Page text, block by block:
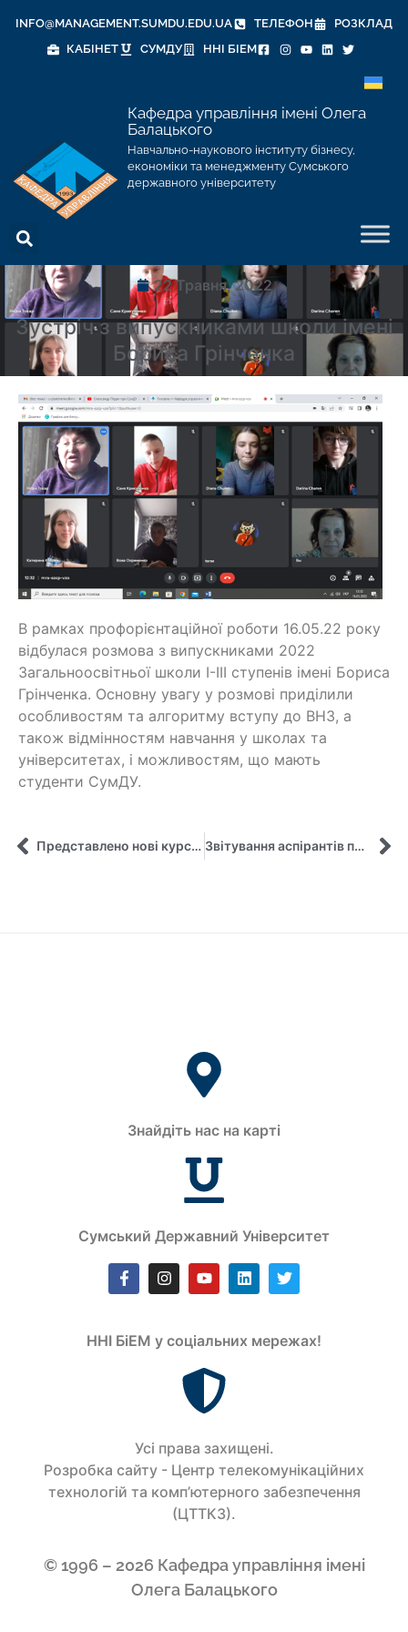
INFO@MANAGEMENT.SUMDU.EDU.UA ТЕЛЕФОН
РОЗКЛАД
КАБІНЕТ
СУМДУ ННІ БІЕМ
Кафедра управління імені Олега
Балацького
Навчально-наукового інституту бізнесу,
економіки та менеджменту Сумського
державного університету
22 Травня, 2022
Зустріч з випускниками школи імені
Бориса Грінченка
В рамках профорієнтаційної роботи 16.05.22 року
відбулася розмова з випускниками 2022
Загальноосвітньої школи І-ІІІ ступенів імені Бориса
Грінченка. Основну увагу у розмові приділили
особливостям та алгоритму вступу до ВНЗ, а
також відмінностям навчання у школах та
університетах, і можливостям, що мають
студенти СумДУ.
Представлено нові курси з європейських енергетичних студій для молодіжних лідерів Звітування аспірантів про проходження педагогічної практики
Знайдіть нас на карті
Сумський Державний Університет
ННІ БіЕМ у соціальних мережах!
Усi права захищенi.
Розробка сайту - Центр телекомунікаційних
технологій та комп’ютерного забезпечення
(ЦТТКЗ).
© 1996 – 2026 Кафедра управління імені
Олега Балацького